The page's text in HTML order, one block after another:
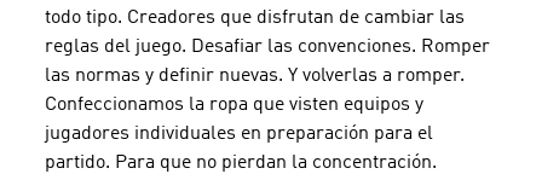
todo tipo. Creadores que disfrutan de cambiar las
reglas del juego. Desafiar las convenciones. Romper
las normas y definir nuevas. Y volverlas a romper.
Confeccionamos la ropa que visten equipos y
jugadores individuales en preparación para el
partido. Para que no pierdan la concentración.